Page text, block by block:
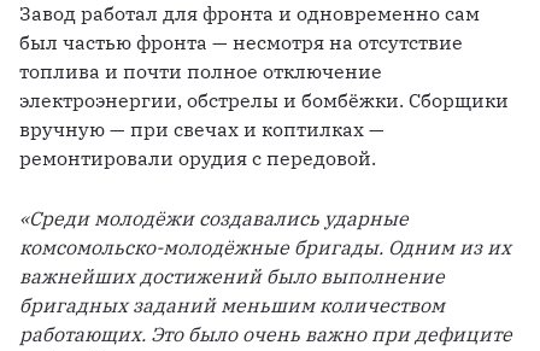
Завод работал для фронта и одновременно сам
был частью фронта — несмотря на отсутствие
топлива и почти полное отключение
электроэнергии, обстрелы и бомбёжки. Сборщики
вручную — при свечах и коптилках —
ремонтировали орудия с передовой.
«Среди молодёжи создавались ударные
комсомольско-молодёжные бригады. Одним из их
важнейших достижений было выполнение
бригадных заданий меньшим количеством
работающих. Это было очень важно при дефиците